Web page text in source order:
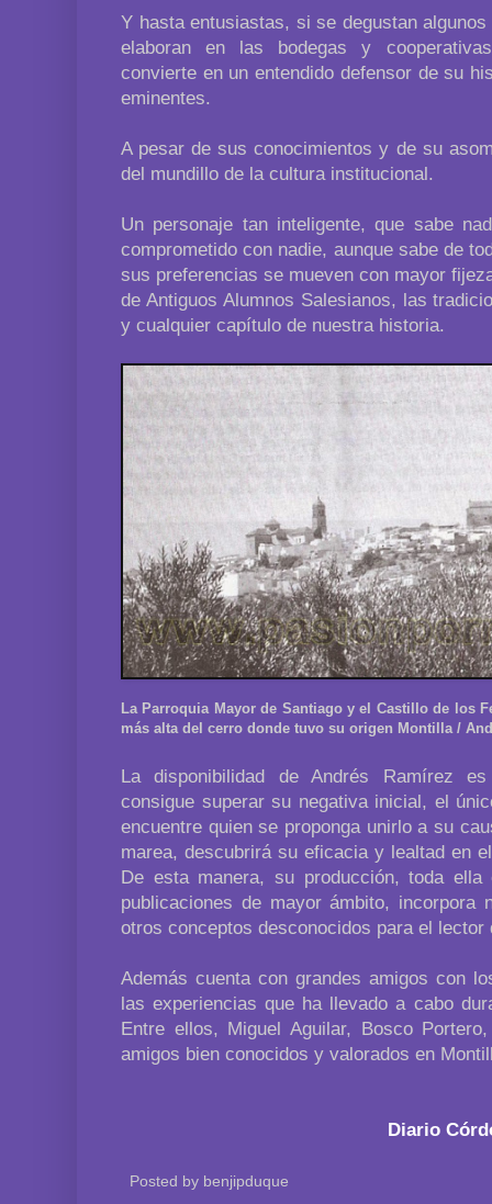
Y hasta entusiastas, si se degustan
elaboran en las bodegas y
convierte en un entendido defensor de su
eminentes.
A pesar de sus conocimientos y de su
del mundillo de la cultura institucional.
Un personaje tan inteligente, que sabe
comprometido con nadie, aunque sabe de
sus preferencias se mueven con mayor
de Antiguos Alumnos Salesianos, las
y cualquier capítulo de nuestra historia.
La Parroquia Mayor de Santiago y el Castillo de los
más alta del cerro donde tuvo su origen Montilla /
La disponibilidad de Andrés Ramírez
consigue superar su negativa inicial, el
encuentre quien se proponga unirlo a su
marea, descubrirá su eficacia y lealtad en
De esta manera, su producción, toda
publicaciones de mayor ámbito, incorpora
otros conceptos desconocidos para el lector
Además cuenta con grandes amigos con
las experiencias que ha llevado a cabo
Entre ellos, Miguel Aguilar, Bosco
amigos bien conocidos y valorados en
Diario
Posted by benjipduque